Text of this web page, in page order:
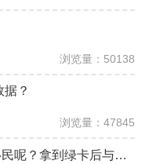
浏览量：50138
？
浏览量：47845
在国外拿到绿卡到底算不算移民呢？拿到绿卡后与正式移民有哪些区别？